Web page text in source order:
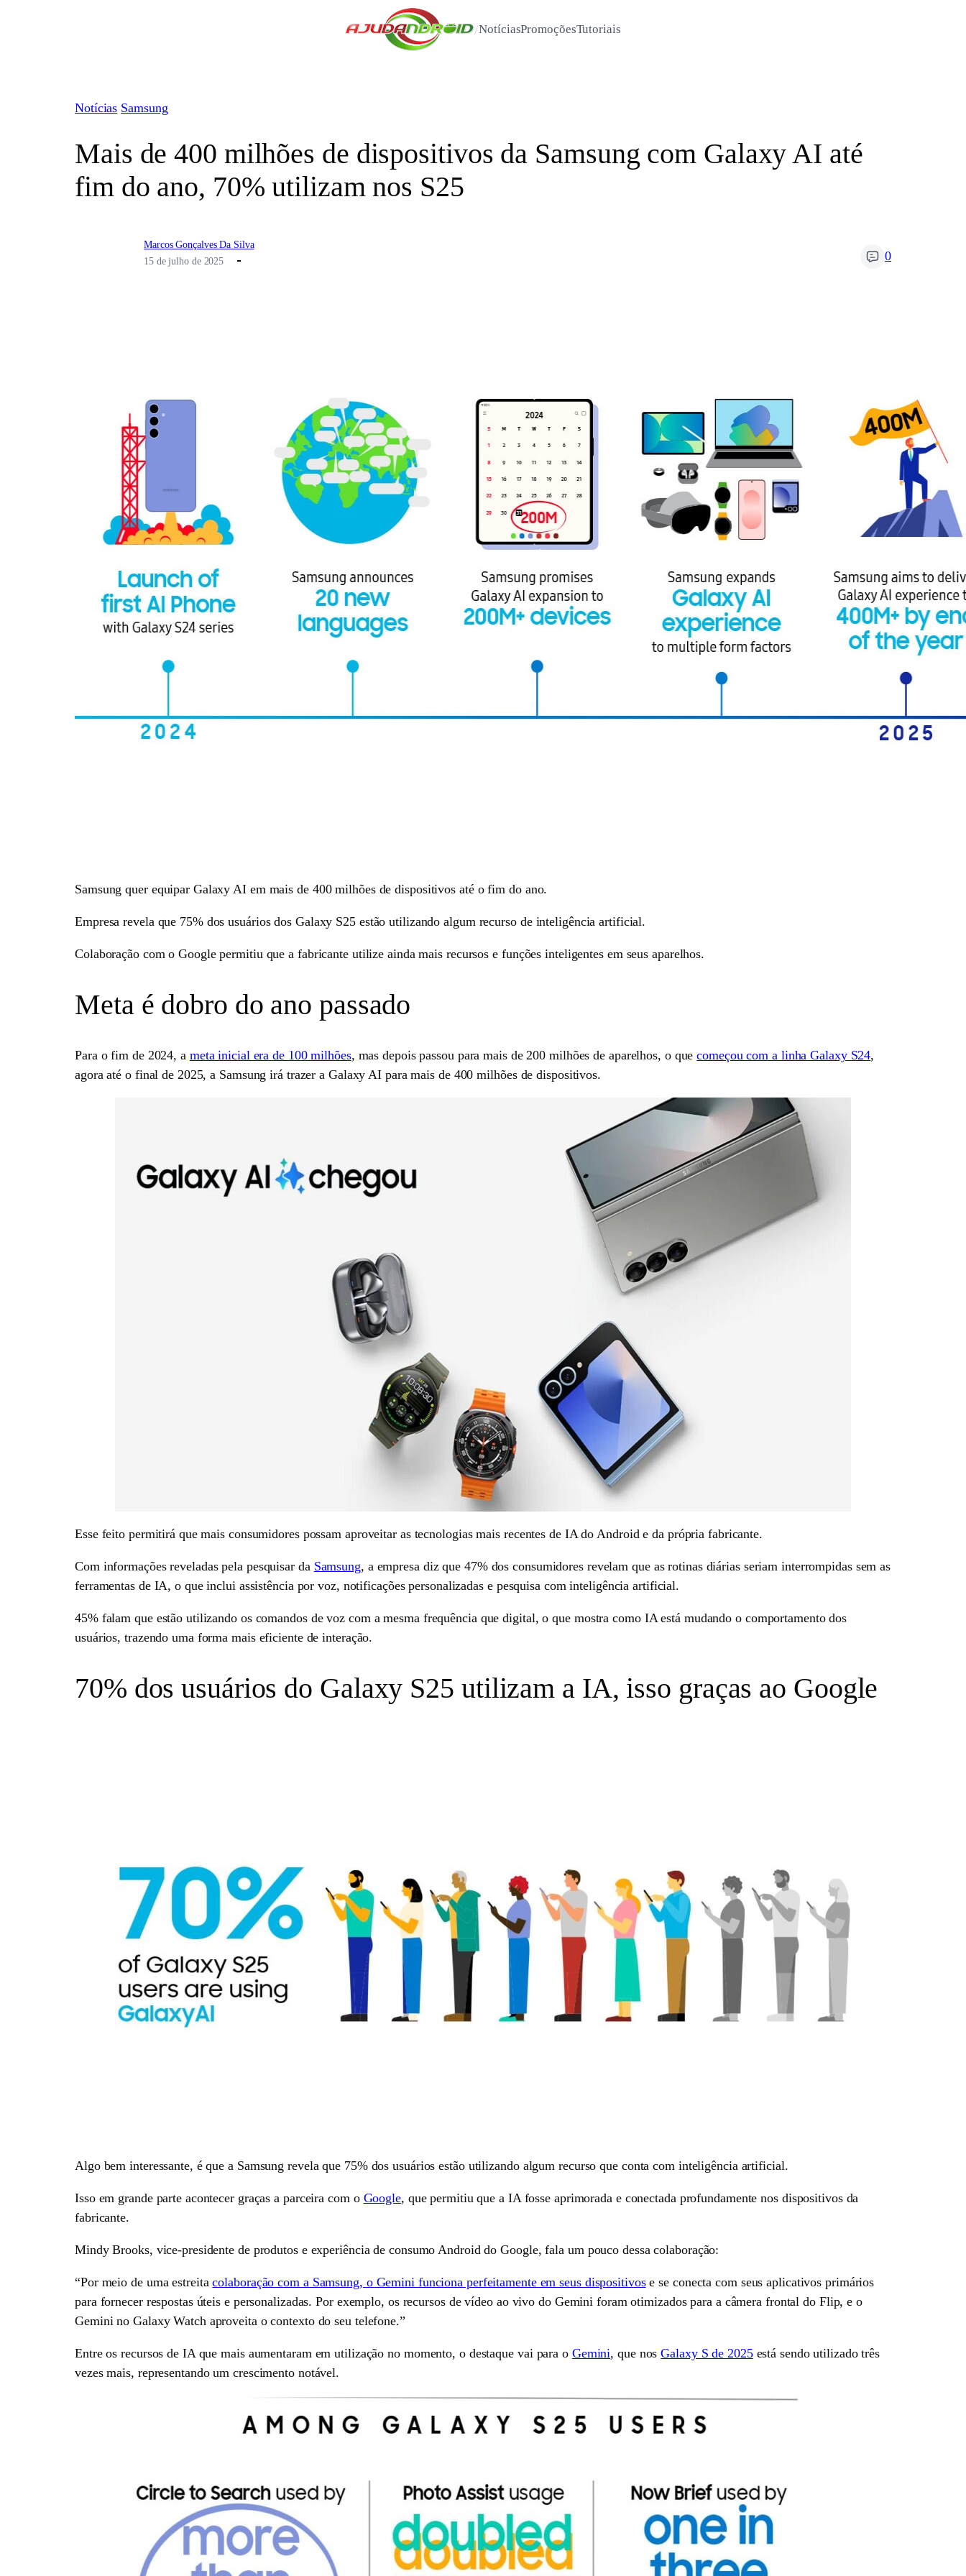
/NotíciasPromoçõesTutoriais
Notícias Samsung
Mais de 400 milhões de dispositivos da Samsung com Galaxy AI até
fim do ano, 70% utilizam nos S25
Marcos Gonçalves Da Silva
15 de julho de 2025
0
Samsung quer equipar Galaxy AI em mais de 400 milhões de dispositivos até o fim do ano.
Empresa revela que 75% dos usuários dos Galaxy S25 estão utilizando algum recurso de inteligência artificial.
Colaboração com o Google permitiu que a fabricante utilize ainda mais recursos e funções inteligentes em seus aparelhos.
Meta é dobro do ano passado
Para o fim de 2024, a meta inicial era de 100 milhões, mas depois passou para mais de 200 milhões de aparelhos, o quecomeçou com a linha Galaxy S24,
agora até o final de 2025, a Samsung irá trazer a Galaxy AI para mais de 400 milhões de dispositivos.
Esse feito permitirá que mais consumidores possam aproveitar as tecnologias mais recentes de IA do Android e da própria fabricante.
Com informações reveladas pela pesquisar da Samsung, a empresa diz que 47% dos consumidores revelam que as rotinas diárias seriam interrompidas sem as
ferramentas de IA, o que inclui assistência por voz, notificações personalizadas e pesquisa com inteligência artificial.
45% falam que estão utilizando os comandos de voz com a mesma frequência que digital, o que mostra como IA está mudando o comportamento dos
usuários, trazendo uma forma mais eficiente de interação.
70% dos usuários do Galaxy S25 utilizam a IA, isso graças ao Google
Algo bem interessante, é que a Samsung revela que 75% dos usuários estão utilizando algum recurso que conta com inteligência artificial.
Isso em grande parte acontecer graças a parceira com o Google, que permitiu que a IA fosse aprimorada e conectada profundamente nos dispositivos da
fabricante.
Mindy Brooks, vice-presidente de produtos e experiência de consumo Android do Google, fala um pouco dessa colaboração:
“Por meio de uma estreitacolaboração com a Samsung, o Gemini funciona perfeitamente em seus dispositivose se conecta com seus aplicativos primários
para fornecer respostas úteis e personalizadas. Por exemplo, os recursos de vídeo ao vivo do Gemini foram otimizados para a câmera frontal do Flip, e o
Gemini no Galaxy Watch aproveita o contexto do seu telefone.”
Entre os recursos de IA que mais aumentaram em utilização no momento, o destaque vai para o Gemini, que nosGalaxy S de 2025está sendo utilizado três
vezes mais, representando um crescimento notável.